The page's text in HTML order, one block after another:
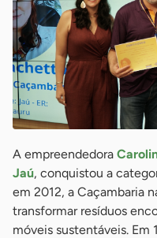
A empreendedora
Jaú, conquistou a
em 2012, a Caçambaria
transformar resíduos
móveis sustentáveis. Em